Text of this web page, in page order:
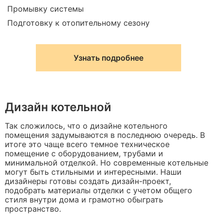
Промывку системы
Подготовку к отопительному сезону
Узнать подробнее
Дизайн котельной
Так сложилось, что о дизайне котельного
помещения задумываются в последнюю очередь. В
итоге это чаще всего темное техническое
помещение с оборудованием, трубами и
минимальной отделкой. Но современные котельные
могут быть стильными и интересными. Наши
дизайнеры готовы создать дизайн-проект,
подобрать материалы отделки с учетом общего
стиля внутри дома и грамотно обыграть
пространство.